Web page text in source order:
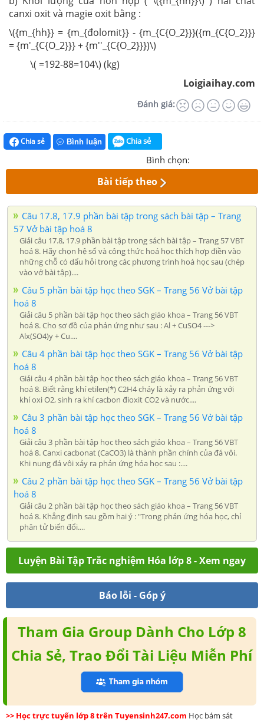
canxi oxit và magie oxit bằng :
\({m_{hh}} = {m_{đolomit}} - {m_{C{O_2}}}({m_{C{O_2}}}
= {m'_{C{O_2}}} + {m''_{C{O_2}}})\)
\( =192-88=104\) (kg)
Loigiaihay.com
Đánh giá:
Chia sẻ Bình luận Chia sẻ
Bình chọn:
Bài tiếp theo
Câu 17.8, 17.9 phần bài tập trong sách bài tập – Trang
57 Vở bài tập hoá 8
Giải câu 17.8, 17.9 phần bài tập trong sách bài tập – Trang 57 VBT
hoá 8. Hãy chọn hệ số và công thức hoá học thích hợp điền vào
những chỗ có dấu hỏi trong các phương trình hoá học sau (chép
vào vở bài tập)....
Câu 5 phần bài tập học theo SGK – Trang 56 Vở bài tập
hoá 8
Giải câu 5 phần bài tập học theo sách giáo khoa – Trang 56 VBT
hoá 8. Cho sơ đồ của phản ứng như sau : Al + CuSO4 --->
Alx(SO4)y + Cu....
Câu 4 phần bài tập học theo SGK – Trang 56 Vở bài tập
hoá 8
Giải câu 4 phần bài tập học theo sách giáo khoa – Trang 56 VBT
hoá 8. Biết rằng khí etilen(*) C2H4 cháy là xảy ra phản ứng với
khí oxi O2, sinh ra khí cacbon đioxit CO2 và nước....
Câu 3 phần bài tập học theo SGK – Trang 56 Vở bài tập
hoá 8
Giải câu 3 phần bài tập học theo sách giáo khoa – Trang 56 VBT
hoá 8. Canxi cacbonat (CaCO3) là thành phần chính của đá vôi.
Khi nung đá vôi xảy ra phản ứng hóa học sau :....
Câu 2 phần bài tập học theo SGK – Trang 56 Vở bài tập
hoá 8
Giải câu 2 phần bài tập học theo sách giáo khoa – Trang 56 VBT
hoá 8. Khẳng định sau gồm hai ý : "Trong phản ứng hóa học, chỉ
phân tử biến đổi....
Luyện Bài Tập Trắc nghiệm Hóa lớp 8 - Xem ngay
Báo lỗi - Góp ý
Tham Gia Group Dành Cho Lớp 8
Chia Sẻ, Trao Đổi Tài Liệu Miễn Phí
>> Học trực tuyến lớp 8 trên Tuyensinh247.com Học bám sát